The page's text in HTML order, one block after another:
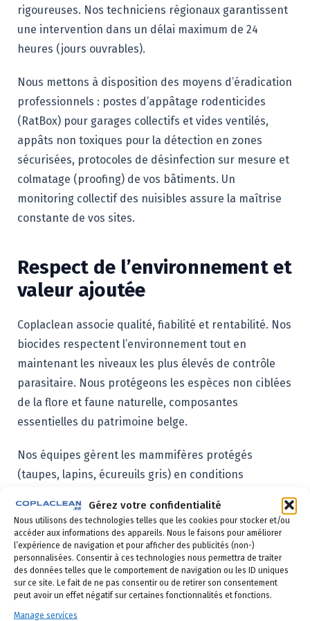
Gérez votre confidentialité
Nous utilisons des technologies telles que les cookies pour stocker et/ou
accéder aux informations des appareils. Nous le faisons pour améliorer
l’expérience de navigation et pour afficher des publicités (non-)
personnalisées. Consentir à ces technologies nous permettra de traiter
des données telles que le comportement de navigation ou les ID uniques
sur ce site. Le fait de ne pas consentir ou de retirer son consentement
peut avoir un effet négatif sur certaines fonctionnalités et fonctions.
Manage services
rigoureuses. Nos techniciens régionaux garantissent
une intervention dans un délai maximum de 24
heures (jours ouvrables).
Nous mettons à disposition des moyens d’éradication
professionnels : postes d’appâtage rodenticides
(RatBox) pour garages collectifs et vides ventilés,
appâts non toxiques pour la détection en zones
sécurisées, protocoles de désinfection sur mesure et
colmatage (proofing) de vos bâtiments. Un
monitoring collectif des nuisibles assure la maîtrise
constante de vos sites.
Respect de l’environnement et
valeur ajoutée
Coplaclean associe qualité, fiabilité et rentabilité. Nos
biocides respectent l’environnement tout en
maintenant les niveaux les plus élevés de contrôle
parasitaire. Nous protégeons les espèces non ciblées
de la flore et faune naturelle, composantes
essentielles du patrimoine belge.
Nos équipes gèrent les mammifères protégés
(taupes, lapins, écureuils gris) en conditions
spécialisée de haut niveau. Cette gestion de la vie
sauvage est une compétence de niche que peu
d’entreprises maîtrisent.
Les autorités locales apprécient notre connaissance
locale et expertise technique. Certains sites